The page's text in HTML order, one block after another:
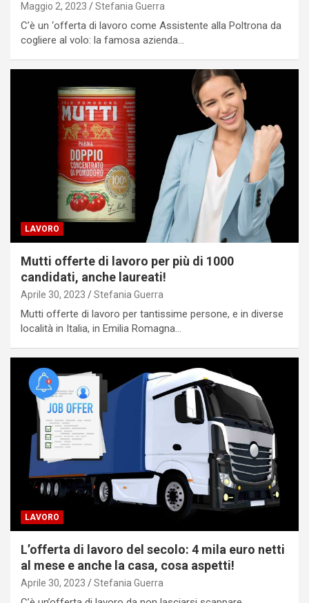
Maggio 2, 2023 Stefania Guerra
C’è un ‘offerta di lavoro come Assistente alla Poltrona da
cogliere al volo: la famosa azienda…
LAVORO
Mutti offerte di lavoro per più di 1000
candidati, anche laureati!
Aprile 30, 2023 Stefania Guerra
Mutti offerte di lavoro per tantissime persone, e in diverse
località in Italia, in Emilia Romagna…
LAVORO
L’offerta di lavoro del secolo: 4 mila euro netti
al mese e anche la casa, cosa aspetti!
Aprile 30, 2023 Stefania Guerra